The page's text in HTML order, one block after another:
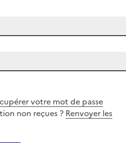
votre mot de passe
non reçues ? Renvoyer les